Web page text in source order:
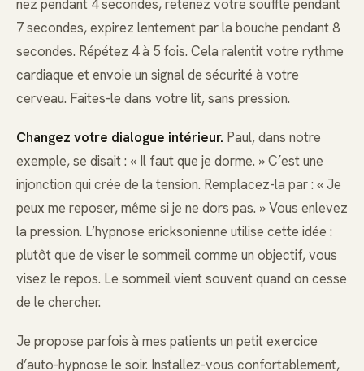
nez pendant 4 secondes, retenez votre souffle pendant
7 secondes, expirez lentement par la bouche pendant 8
secondes. Répétez 4 à 5 fois. Cela ralentit votre rythme
cardiaque et envoie un signal de sécurité à votre
cerveau. Faites-le dans votre lit, sans pression.
Changez votre dialogue intérieur. Paul, dans notre
exemple, se disait : « Il faut que je dorme. » C’est une
injonction qui crée de la tension. Remplacez-la par : « Je
peux me reposer, même si je ne dors pas. » Vous enlevez
la pression. L’hypnose ericksonienne utilise cette idée :
plutôt que de viser le sommeil comme un objectif, vous
visez le repos. Le sommeil vient souvent quand on cesse
de le chercher.
Je propose parfois à mes patients un petit exercice
d’auto-hypnose le soir. Installez-vous confortablement,